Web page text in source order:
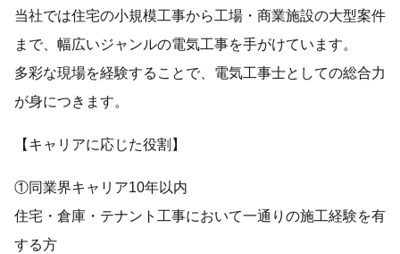
当社では住宅の小規模工事から工場・商業施設の大型案件
まで、幅広いジャンルの電気工事を手がけています。
多彩な現場を経験することで、電気工事士としての総合力
が身につきます。
【キャリアに応じた役割】
①同業界キャリア10年以内
住宅・倉庫・テナント工事において一通りの施工経験を有
する方